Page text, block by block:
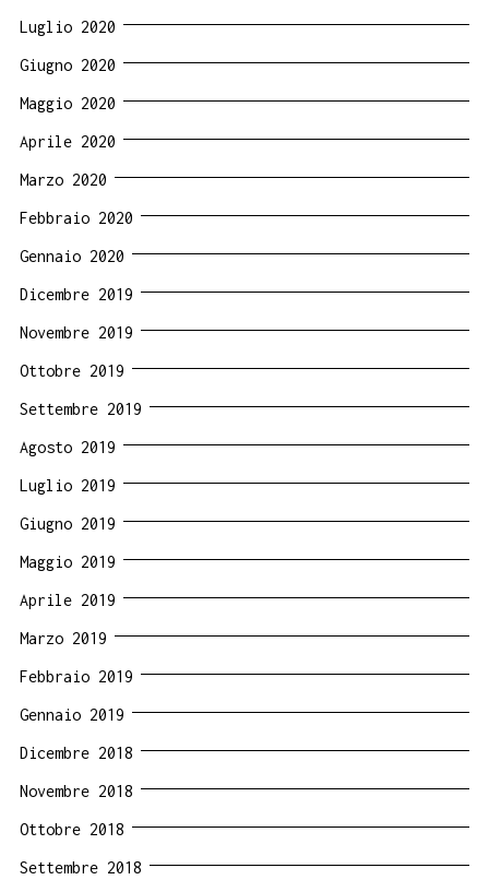
Luglio 2020
Giugno 2020
Maggio 2020
Aprile 2020
Marzo 2020
Febbraio 2020
Gennaio 2020
Dicembre 2019
Novembre 2019
Ottobre 2019
Settembre 2019
Agosto 2019
Luglio 2019
Giugno 2019
Maggio 2019
Aprile 2019
Marzo 2019
Febbraio 2019
Gennaio 2019
Dicembre 2018
Novembre 2018
Ottobre 2018
Settembre 2018